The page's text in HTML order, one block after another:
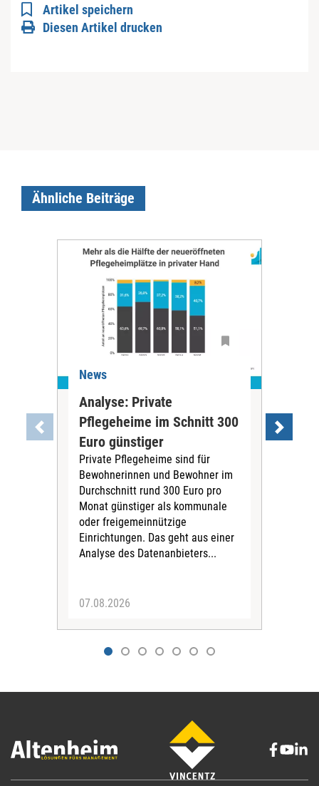
Artikel speichern
Diesen Artikel drucken
Ähnliche Beiträge
News
Analyse: Private
Pflegeheime im Schnitt 300
Euro günstiger
Private Pflegeheime sind für
Bewohnerinnen und Bewohner im
Durchschnitt rund 300 Euro pro
Monat günstiger als kommunale
oder freigemeinnützige
Einrichtungen. Das geht aus einer
Analyse des Datenanbieters...
07.08.2026